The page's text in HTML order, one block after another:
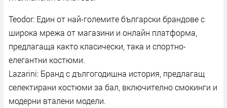
Teodor: Един от най-големите български брандове с
широка мрежа от магазини и онлайн платформа,
предлагаща както класически, така и спортно-
елегантни костюми.
Lazarini: Бранд с дългогодишна история, предлагащ
селектирани костюми за бал, включително смокинги и
модерни вталени модели.